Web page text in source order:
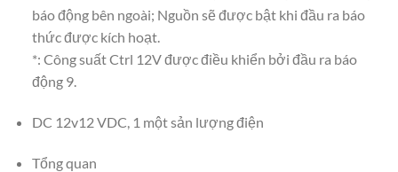
báo động bên ngoài; Nguồn sẽ được bật khi đầu ra báo
thức được kích hoạt.
*: Công suất Ctrl 12V được điều khiển bởi đầu ra báo
động 9.
DC 12v12 VDC, 1 một sản lượng điện
Tổng quan